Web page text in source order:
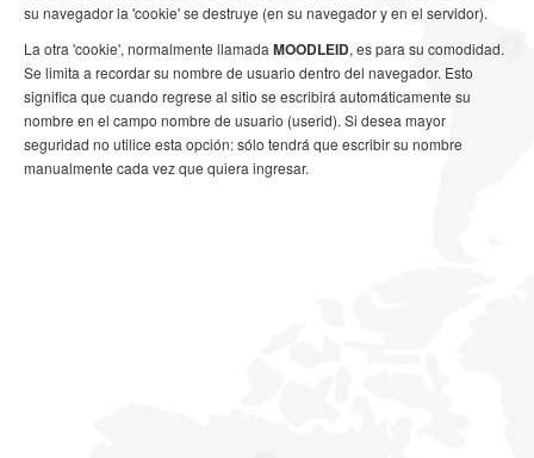
su navegador la 'cookie' se destruye (en su navegador y en el servidor).
La otra 'cookie', normalmente llamada MOODLEID, es para su comodidad.
Se limita a recordar su nombre de usuario dentro del navegador. Esto
significa que cuando regrese al sitio se escribirá automáticamente su
nombre en el campo nombre de usuario (userid). Si desea mayor
seguridad no utilice esta opción: sólo tendrá que escribir su nombre
manualmente cada vez que quiera ingresar.